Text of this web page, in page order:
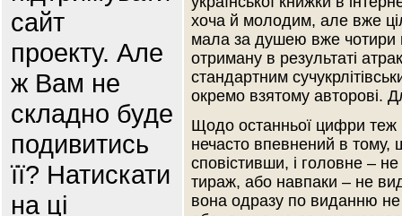
сайт
проекту. Але
ж Вам не
складно буде
подивитись
її? Натискати
на ці
хоча й молодим, але вже
мала за душею вже чотири
отриману в результаті
стандартним
окремо взятому авторові.
Щодо останньої цифри теж
нечасто впевнений в
сповістивши, і головне –
тираж, або навпаки – не
вона одразу по виданню не